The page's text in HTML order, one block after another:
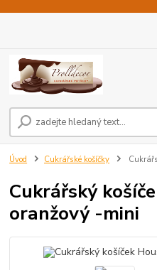
Úvod Cukrářské košíčky
Cukrářský
oranžový -mini